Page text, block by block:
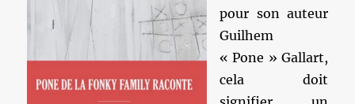
pour son auteur
Guilhem
« Pone » Gallart,
cela doit